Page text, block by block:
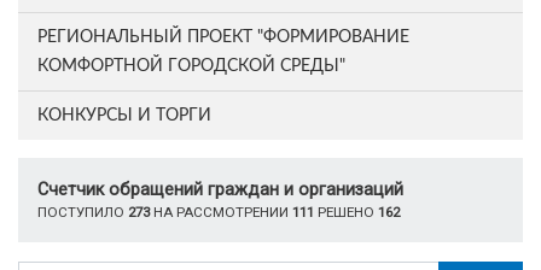
РЕГИОНАЛЬНЫЙ ПРОЕКТ "ФОРМИРОВАНИЕ
КОМФОРТНОЙ ГОРОДСКОЙ СРЕДЫ"
КОНКУРСЫ И ТОРГИ
Счетчик обращений граждан и организаций
ПОСТУПИЛО 273НА РАССМОТРЕНИИ 111 РЕШЕНО 162